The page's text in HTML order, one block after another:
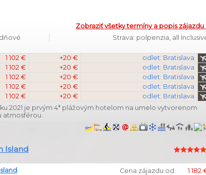
Zobraziť všetky termíny a popis zájazdu
Strava: polpenzia, all
1 102 € +20 €
odlet: Bratislava
1 102 € +20 €
odlet: Bratislava
1 102 € +20 €
odlet: Bratislava
1 102 € +20 €
odlet: Bratislava
1 102 € +20 €
odlet: Bratislava
2021 je prvým 4* plážovým hotelom na umelo vytvorenom
atmosférou.
Island
Cena zájazdu od:
1 182